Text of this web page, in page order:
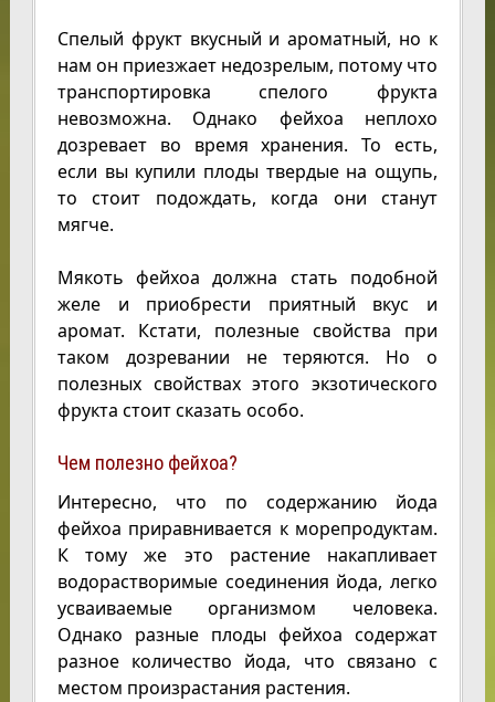
Спелый фрукт вкусный и ароматный, но к
нам он приезжает недозрелым, потому что
транспортировка спелого фрукта
невозможна. Однако фейхоа неплохо
дозревает во время хранения. То есть,
если вы купили плоды твердые на ощупь,
то стоит подождать, когда они станут
мягче.
Мякоть фейхоа должна стать подобной
желе и приобрести приятный вкус и
аромат. Кстати, полезные свойства при
таком дозревании не теряются. Но о
полезных свойствах этого экзотического
фрукта стоит сказать особо.
Чем полезно фейхоа?
Интересно, что по содержанию йода
фейхоа приравнивается к морепродуктам.
К тому же это растение накапливает
водорастворимые соединения йода, легко
усваиваемые организмом человека.
Однако разные плоды фейхоа содержат
разное количество йода, что связано с
местом произрастания растения.